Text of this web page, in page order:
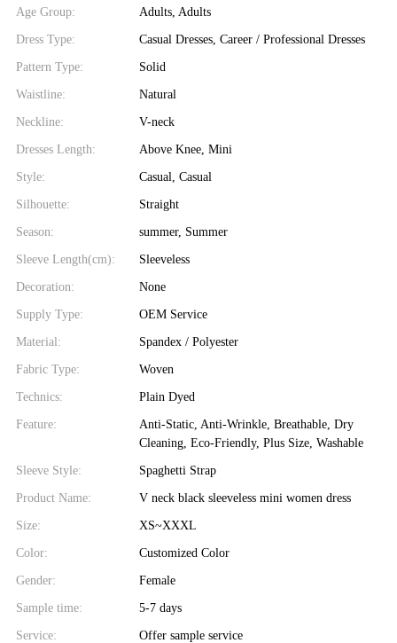
Age Group: Adults, Adults
Dress Type: Casual Dresses, Career / Professional Dresses
Pattern Type: Solid
Waistline: Natural
Neckline: V-neck
Dresses Length: Above Knee, Mini
Style: Casual, Casual
Silhouette: Straight
Season: summer, Summer
Sleeve Length(cm): Sleeveless
Decoration: None
Supply Type: OEM Service
Material: Spandex / Polyester
Fabric Type: Woven
Technics: Plain Dyed
Feature:
Anti-Static, Anti-Wrinkle, Breathable, Dry
Cleaning, Eco-Friendly, Plus Size, Washable
Sleeve Style: Spaghetti Strap
Product Name: V neck black sleeveless mini women dress
Size: XS~XXXL
Color: Customized Color
Gender: Female
Sample time: 5-7 days
Service: Offer sample service